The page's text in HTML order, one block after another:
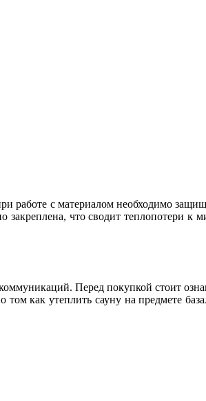
работе с материалом необходимо
что сводит теплопотери к
Перед покупкой стоит
как утеплить сауну на предмете